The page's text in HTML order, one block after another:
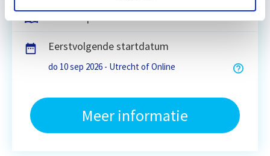
4 - 8 uur per week
Eerstvolgende startdatum
do 10 sep 2026 - Utrecht of Online
Meer informatie